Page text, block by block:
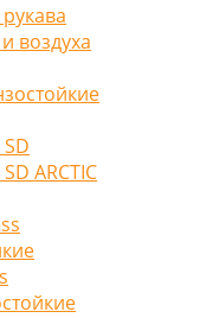
воздуха
ARCTIC